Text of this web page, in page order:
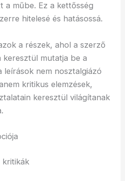
a műbe. Ez a kettősség
hitelesé és hatásossá.
a részek, ahol a szerző
keresztül mutatja be a
leírások nem nosztalgiázó
kritikus elemzések,
keresztül világítanak
kritikák